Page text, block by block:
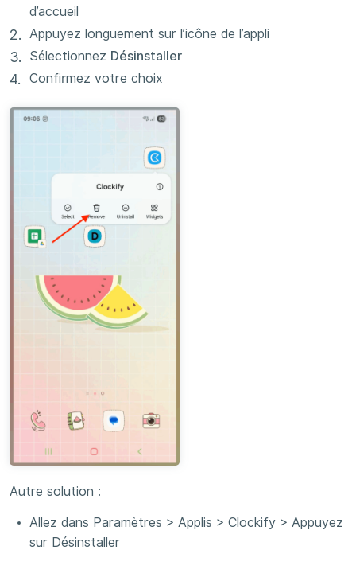
d’accueil
Appuyez longuement sur l’icône de l’appli
Sélectionnez Désinstaller
Confirmez votre choix
Autre solution :
Allez dans Paramètres > Applis > Clockify > Appuyez
sur Désinstaller